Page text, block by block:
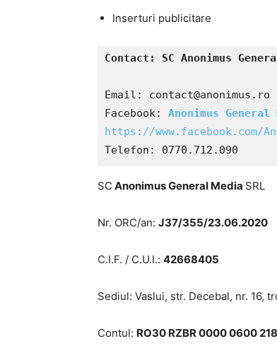
Inserturi publicitare
Contact:
Email: contact@anonimus.ro
Facebook: Anonimus General
https://www.facebook.com/
Telefon: 0770.712.090
SC Anonimus General Media SRL
Nr. ORC/an: J37/355/23.06.2020
C.I.F. / C.U.I.: 42668405
Sediul: Vaslui, str. Decebal, nr. 16,
Contul: RO30 RZBR 0000 0600